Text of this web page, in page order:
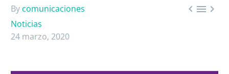
  
By comunicaciones
Noticias
24 marzo, 2020